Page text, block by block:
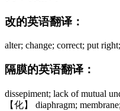
改的英语翻译：
alter; change; correct; put
隔膜的英语翻译：
dissepiment; lack of mutual
【化】 diaphragm;